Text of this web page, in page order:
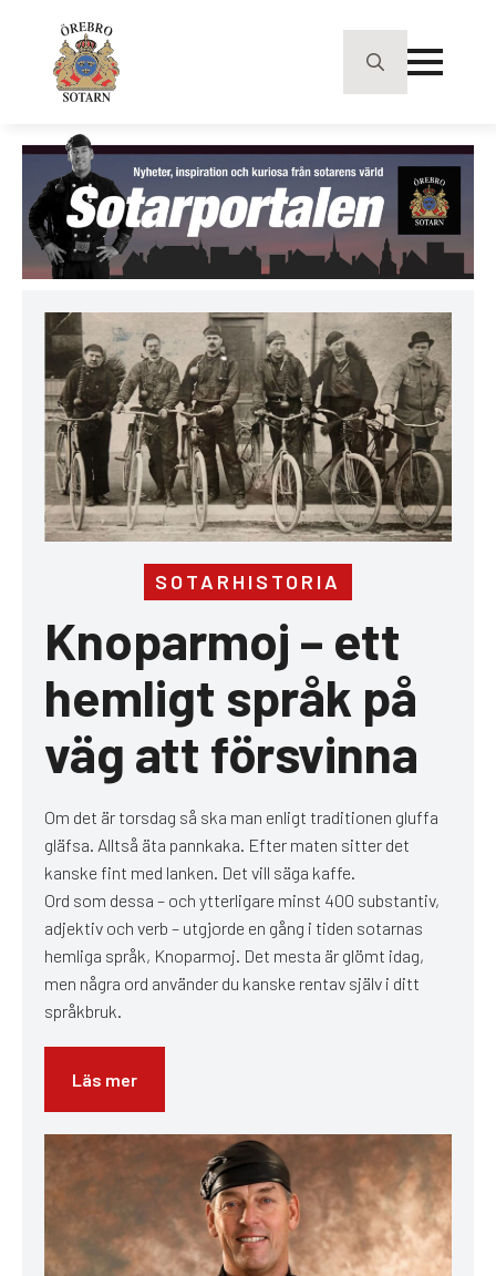
SOTARHISTORIA
Knoparmoj – ett
hemligt språk på
väg att försvinna
Om det är torsdag så ska man enligt traditionen gluffa
gläfsa. Alltså äta pannkaka. Efter maten sitter det
kanske fint med lanken. Det vill säga kaffe.
Ord som dessa – och ytterligare minst 400 substantiv,
adjektiv och verb – utgjorde en gång i tiden sotarnas
hemliga språk, Knoparmoj. Det mesta är glömt idag,
men några ord använder du kanske rentav själv i ditt
språkbruk.
Läs mer